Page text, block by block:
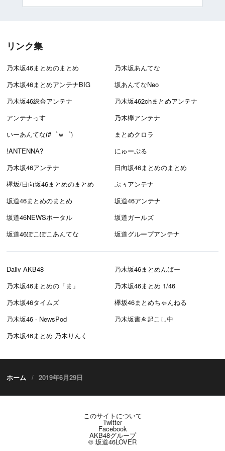
リンク集
乃木坂46まとめのまとめ
乃木坂あんてな
乃木坂46まとめアンテナBIG
坂あんてなNeo
乃木坂46総合アンテナ
乃木坂462chまとめアンテナ
アンテナっす
乃木欅アンテナ
いーあんてな(#゜ｗ゜)
まとめクロラ
!ANTENNA?
にゅーぷる
乃木坂46アンテナ
日向坂46まとめのまとめ
欅坂/日向坂46まとめのまとめ
ぷぅアンテナ
坂道46まとめのまとめ
坂道46アンテナ
坂道46NEWSポータル
坂道ガールズ
坂道46ぽこぽこあんてな
坂道グループアンテナ
Daily AKB48
乃木坂46まとめんばー
乃木坂46まとめの「ま」
乃木坂46まとめ 1/46
乃木坂46タイムズ
欅坂46まとめちゃんねる
乃木坂46 - NewsPod
乃木坂書き起こし中
乃木坂46まとめ 乃木りんく
ホーム 2019年6月29日
このサイトについて
Twitter
Facebook
AKB48グループ
© 坂道46LOVER